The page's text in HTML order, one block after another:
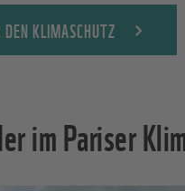
KLIMASCHUTZ
im Pariser